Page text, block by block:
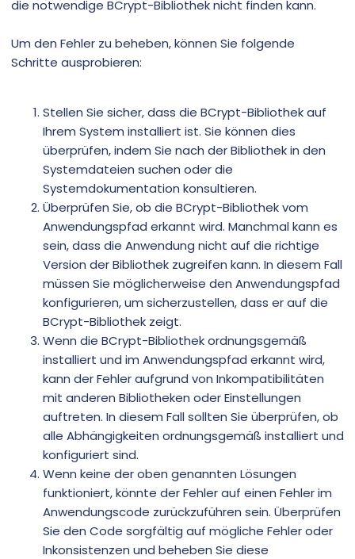
die notwendige BCrypt-Bibliothek nicht finden kann.
Um den Fehler zu beheben, können Sie folgende
Schritte ausprobieren:
Stellen Sie sicher, dass die BCrypt-Bibliothek auf
Ihrem System installiert ist. Sie können dies
überprüfen, indem Sie nach der Bibliothek in den
Systemdateien suchen oder die
Systemdokumentation konsultieren.
Überprüfen Sie, ob die BCrypt-Bibliothek vom
Anwendungspfad erkannt wird. Manchmal kann es
sein, dass die Anwendung nicht auf die richtige
Version der Bibliothek zugreifen kann. In diesem Fall
müssen Sie möglicherweise den Anwendungspfad
konfigurieren, um sicherzustellen, dass er auf die
BCrypt-Bibliothek zeigt.
Wenn die BCrypt-Bibliothek ordnungsgemäß
installiert und im Anwendungspfad erkannt wird,
kann der Fehler aufgrund von Inkompatibilitäten
mit anderen Bibliotheken oder Einstellungen
auftreten. In diesem Fall sollten Sie überprüfen, ob
alle Abhängigkeiten ordnungsgemäß installiert und
konfiguriert sind.
Wenn keine der oben genannten Lösungen
funktioniert, könnte der Fehler auf einen Fehler im
Anwendungscode zurückzuführen sein. Überprüfen
Sie den Code sorgfältig auf mögliche Fehler oder
Inkonsistenzen und beheben Sie diese